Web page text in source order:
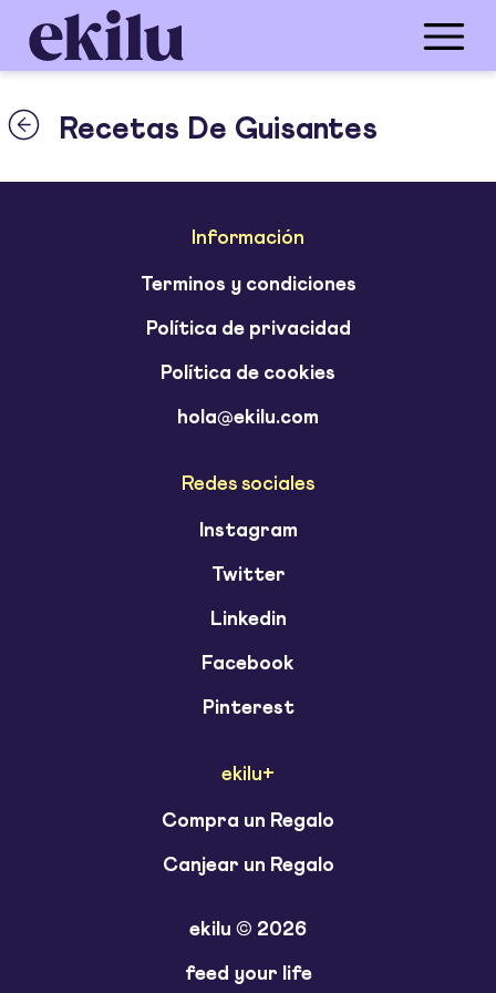
Recetas De Guisantes
Información
Terminos y condiciones
Política de privacidad
Política de cookies
hola@ekilu.com
Redes sociales
Instagram
Twitter
Linkedin
Facebook
Pinterest
ekilu+
Compra un Regalo
Canjear un Regalo
ekilu © 2026
feed your life